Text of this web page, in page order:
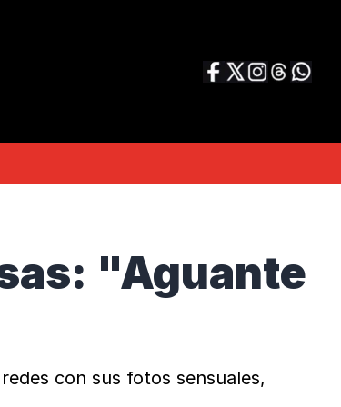
"Aguante
con sus fotos sensuales,